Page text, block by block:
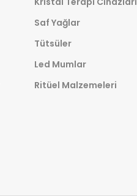
Saf Yağlar
Tütsüler
Led Mumlar
Ritüel Malzemeleri